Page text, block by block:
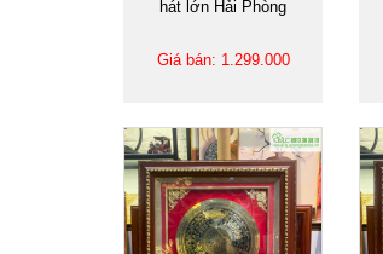
hát lớn Hải Phòng
Giá bán: 1.299.000